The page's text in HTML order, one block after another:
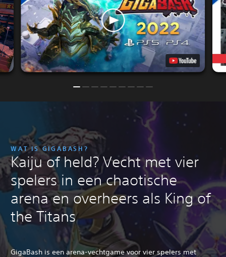
WAT IS GIGABASH?
Kaiju of held? Vecht met vier
spelers in een chaotische
arena en overheers als King of
the Titans
GigaBash is een arena-vechtgame voor vier spelers met